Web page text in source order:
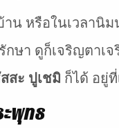
น หรือในเวลา
ษา ดูก็เจริญตา
สะ ปูเชมิ ก็ได้ อยู่
ะพุทธ